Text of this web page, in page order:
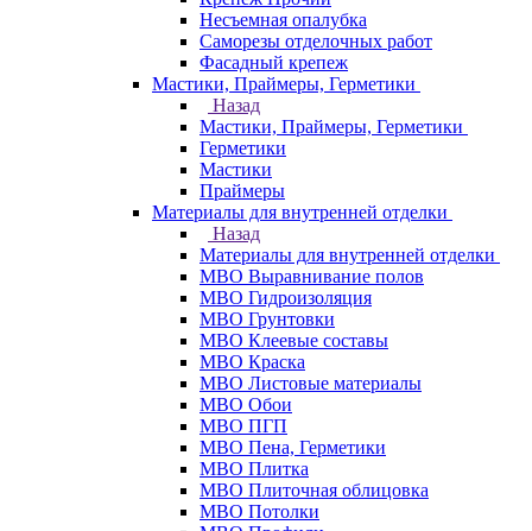
Несъемная опалубка
Саморезы отделочных работ
Фасадный крепеж
Мастики, Праймеры, Герметики
Назад
Мастики, Праймеры, Герметики
Герметики
Мастики
Праймеры
Материалы для внутренней отделки
Назад
Материалы для внутренней отделки
МВО Выравнивание полов
МВО Гидроизоляция
МВО Грунтовки
МВО Клеевые составы
МВО Краска
МВО Листовые материалы
МВО Обои
МВО ПГП
МВО Пена, Герметики
МВО Плитка
МВО Плиточная облицовка
МВО Потолки